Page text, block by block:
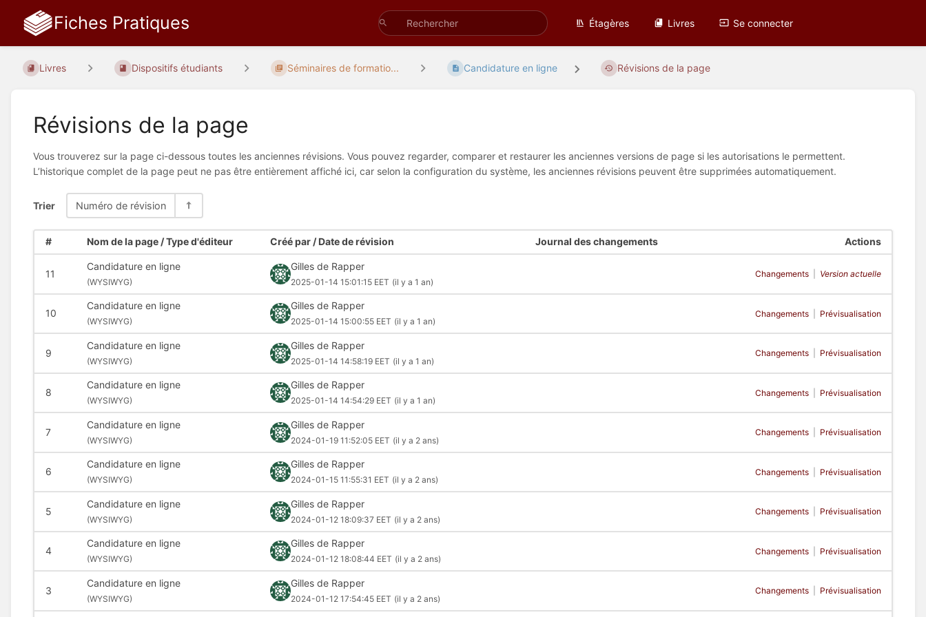
Fiches Pratiques Étagères Livres Se connecter
Livres Dispositifs étudiants Séminaires de formatio... Candidature en ligne Révisions de la page
Révisions de la page
Vous trouverez sur la page ci-dessous toutes les anciennes révisions. Vous pouvez regarder, comparer et restaurer les anciennes versions de page si les autorisations le permettent.
L’historique complet de la page peut ne pas être entièrement affiché ici, car selon la configuration du système, les anciennes révisions peuvent être supprimées automatiquement.
Trier Numéro de révision
# Nom de la page / Type d'éditeur Créé par / Date de révision Journal des changements Actions
11
Candidature en ligne
(WYSIWYG)
Gilles de Rapper
2025-01-14 15:01:15 EET (il y a 1 an)
Changements Version actuelle
10
Candidature en ligne
(WYSIWYG)
Gilles de Rapper
2025-01-14 15:00:55 EET (il y a 1 an)
Changements Prévisualisation
9
Candidature en ligne
(WYSIWYG)
Gilles de Rapper
2025-01-14 14:58:19 EET (il y a 1 an)
Changements Prévisualisation
8
Candidature en ligne
(WYSIWYG)
Gilles de Rapper
2025-01-14 14:54:29 EET (il y a 1 an)
Changements Prévisualisation
7
Candidature en ligne
(WYSIWYG)
Gilles de Rapper
2024-01-19 11:52:05 EET (il y a 2 ans)
Changements Prévisualisation
6
Candidature en ligne
(WYSIWYG)
Gilles de Rapper
2024-01-15 11:55:31 EET (il y a 2 ans)
Changements Prévisualisation
5
Candidature en ligne
(WYSIWYG)
Gilles de Rapper
2024-01-12 18:09:37 EET (il y a 2 ans)
Changements Prévisualisation
4
Candidature en ligne
(WYSIWYG)
Gilles de Rapper
2024-01-12 18:08:44 EET (il y a 2 ans)
Changements Prévisualisation
3
Candidature en ligne
(WYSIWYG)
Gilles de Rapper
2024-01-12 17:54:45 EET (il y a 2 ans)
Changements Prévisualisation